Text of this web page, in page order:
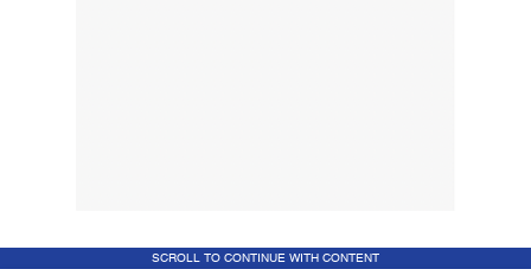
SCROLL TO CONTINUE WITH CONTENT